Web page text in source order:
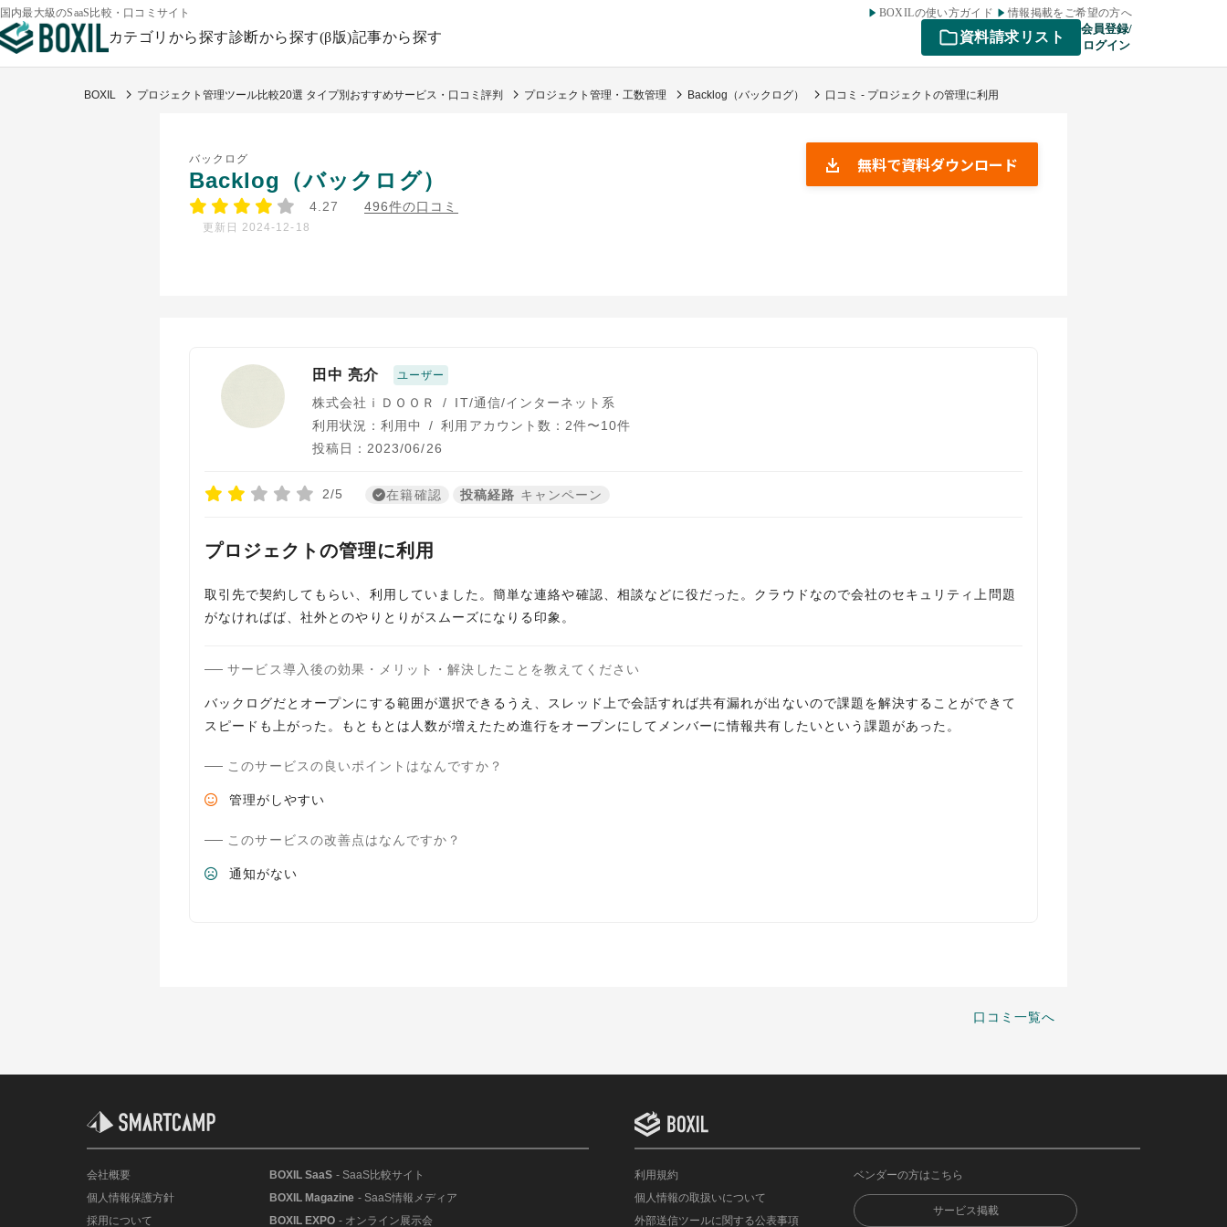
国内最大級のSaaS比較・口コミサイト BOXILの使い方ガイド 情報掲載をご希望の方へ
カテゴリから探す診断から探す(β版)記事から探す 資料請求リスト
会員登録/
ログイン
BOXIL プロジェクト管理ツール比較20選 タイプ別おすすめサービス・口コミ評判 プロジェクト管理・工数管理 Backlog（バックログ） 口コミ - プロジェクトの管理に利用
バックログ
Backlog（バックログ）
4.27 496件の口コミ
更新日 2024-12-18
無料で資料ダウンロード
田中 亮介 ユーザー
株式会社ｉＤＯＯＲ /
IT/通信/インターネット系
利用状況：利用中
/ 利用アカウント数：2件〜10件
投稿日：2023/06/26
2/5 在籍確認 投稿経路 キャンペーン
プロジェクトの管理に利用
取引先で契約してもらい、利用していました。簡単な連絡や確認、相談などに役だった。クラウドなので会社のセキュリティ上問題
がなければば、社外とのやりとりがスムーズになりる印象。
サービス導入後の効果・メリット・解決したことを教えてください
バックログだとオープンにする範囲が選択できるうえ、スレッド上で会話すれば共有漏れが出ないので課題を解決することができて
スピードも上がった。もともとは人数が増えたため進行をオープンにしてメンバーに情報共有したいという課題があった。
このサービスの良いポイントはなんですか？
管理がしやすい
このサービスの改善点はなんですか？
通知がない
口コミ一覧へ
会社概要
個人情報保護方針
採用について
BOXIL SaaS - SaaS比較サイト
BOXIL Magazine - SaaS情報メディア
BOXIL EXPO - オンライン展示会
利用規約
個人情報の取扱いについて
外部送信ツールに関する公表事項
ベンダーの方はこちら
サービス掲載